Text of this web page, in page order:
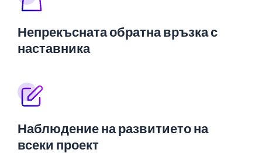
Непрекъсната обратна връзка с
наставника
Наблюдение на развитието на
всеки проект